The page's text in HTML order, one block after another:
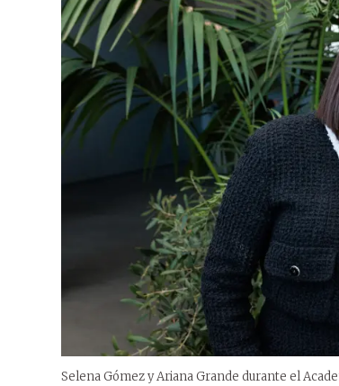
Selena Gómez y Ariana Grande durante el